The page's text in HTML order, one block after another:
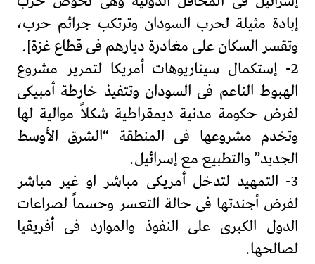
إبادة مثيلة لحرب السودان وترتكب جرائم حرب،
وتقسر السكان على مغادرة ديارهم فى قطاع غزة].
2- إستكمال سيناريوهات أمريكا لتمرير مشروع
الهبوط الناعم فى السودان وتتفيذ خارطة أمبيكى
لفرض حكومة مدنية ديمقراطية شكلاً موالية لها
وتخدم مشروعها فى المنطقة “الشرق الأوسط
الجديد” والتطبيع مع إسرائيل.
3- التمهيد لتدخل أمريكى مباشر او غير مباشر
لفرض أجندتها فى حالة التعسر وحسماً لصراعات
الدول الكبرى على النفوذ والموارد فى أفريقيا
لصالحها.